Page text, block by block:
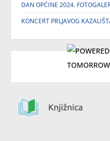
DAN OPĆINE 2024.
KONCERT PRLJAVOG